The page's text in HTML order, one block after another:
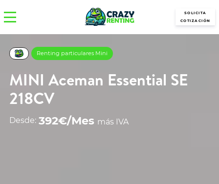
SOLICITA
COTIZACIÓN
Renting particulares Mini
MINI Aceman Essential SE
218CV
Desde: 392€/Mes más IVA